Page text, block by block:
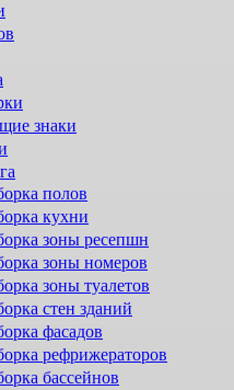
знаки
полов
кухни
зоны ресепшн
зоны номеров
зоны туалетов
стен зданий
фасадов
рефрижераторов
бассейнов